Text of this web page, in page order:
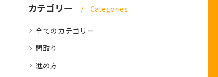
カテゴリー Categories
全てのカテゴリー
間取り
進め方